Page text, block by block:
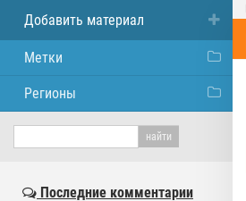
Добавить материал
Метки
Регионы
Последние комментарии